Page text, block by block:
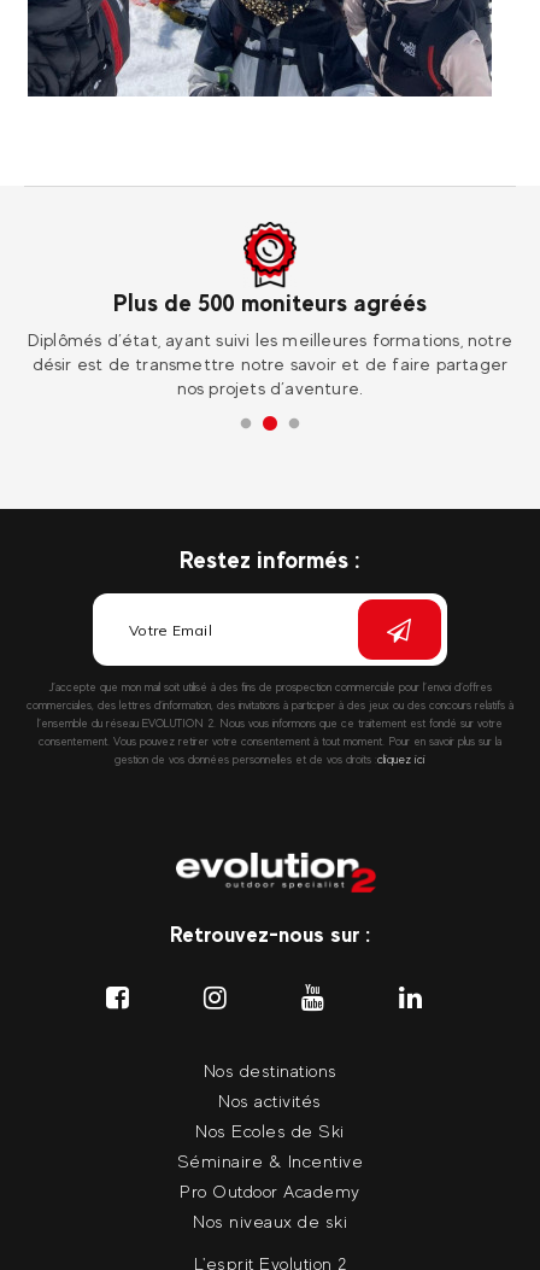
Plus de 500 moniteurs agréés
Diplômés d’état, ayant suivi les meilleures formations, notre
désir est de transmettre notre savoir et de faire partager
nos projets d’aventure.
Restez informés :
J’accepte que mon mail soit utilisé à des fins de prospection commerciale pour l’envoi d’offres
commerciales, des lettres d’information, des invitations à participer à des jeux ou des concours relatifs à
l’ensemble du réseau EVOLUTION 2. Nous vous informons que ce traitement est fondé sur votre
consentement. Vous pouvez retirer votre consentement à tout moment. Pour en savoir plus sur la
gestion de vos données personnelles et de vos droits :cliquez ici
Retrouvez-nous sur :
Nos destinations
Nos activités
Nos Ecoles de Ski
Séminaire & Incentive
Pro Outdoor Academy
Nos niveaux de ski
L'esprit Evolution 2